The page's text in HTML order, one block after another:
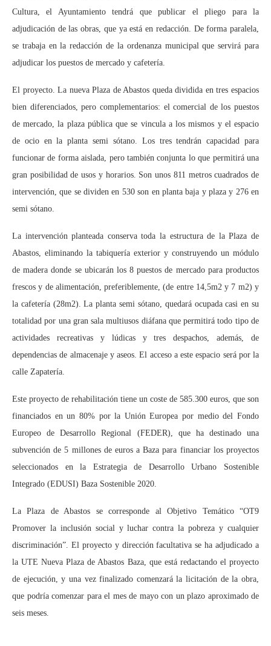
Cultura, el Ayuntamiento tendrá que publicar el pliego para la
adjudicación de las obras, que ya está en redacción. De forma paralela,
se trabaja en la redacción de la ordenanza municipal que servirá para
adjudicar los puestos de mercado y cafetería.
El proyecto. La nueva Plaza de Abastos queda dividida en tres espacios
bien diferenciados, pero complementarios: el comercial de los puestos
de mercado, la plaza pública que se vincula a los mismos y el espacio
de ocio en la planta semi sótano. Los tres tendrán capacidad para
funcionar de forma aislada, pero también conjunta lo que permitirá una
gran posibilidad de usos y horarios. Son unos 811 metros cuadrados de
intervención, que se dividen en 530 son en planta baja y plaza y 276 en
semi sótano.
La intervención planteada conserva toda la estructura de la Plaza de
Abastos, eliminando la tabiquería exterior y construyendo un módulo
de madera donde se ubicarán los 8 puestos de mercado para productos
frescos y de alimentación, preferiblemente, (de entre 14,5m2 y 7 m2) y
la cafetería (28m2). La planta semi sótano, quedará ocupada casi en su
totalidad por una gran sala multiusos diáfana que permitirá todo tipo de
actividades recreativas y lúdicas y tres despachos, además, de
dependencias de almacenaje y aseos. El acceso a este espacio será por la
calle Zapatería.
Este proyecto de rehabilitación tiene un coste de 585.300 euros, que son
financiados en un 80% por la Unión Europea por medio del Fondo
Europeo de Desarrollo Regional (FEDER), que ha destinado una
subvención de 5 millones de euros a Baza para financiar los proyectos
seleccionados en la Estrategia de Desarrollo Urbano Sostenible
Integrado (EDUSI) Baza Sostenible 2020.
La Plaza de Abastos se corresponde al Objetivo Temático “OT9
Promover la inclusión social y luchar contra la pobreza y cualquier
discriminación”. El proyecto y dirección facultativa se ha adjudicado a
la UTE Nueva Plaza de Abastos Baza, que está redactando el proyecto
de ejecución, y una vez finalizado comenzará la licitación de la obra,
que podría comenzar para el mes de mayo con un plazo aproximado de
seis meses.